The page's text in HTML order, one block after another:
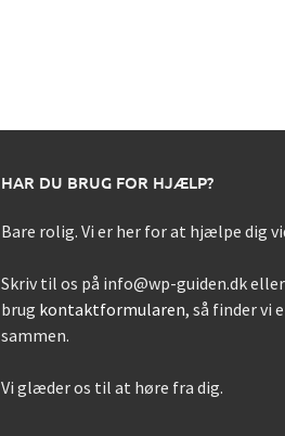
HAR DU BRUG FOR HJÆLP?
Bare rolig. Vi er her for at hjælpe dig
Skriv til os på info@wp-guiden.dk eller
brug kontaktformularen, så finder vi
sammen.
Vi glæder os til at høre fra dig.